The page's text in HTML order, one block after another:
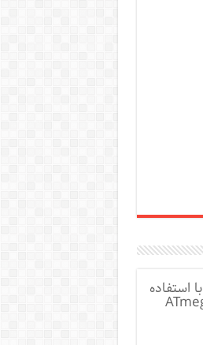
مدار دیمر پاور LED با استفاده